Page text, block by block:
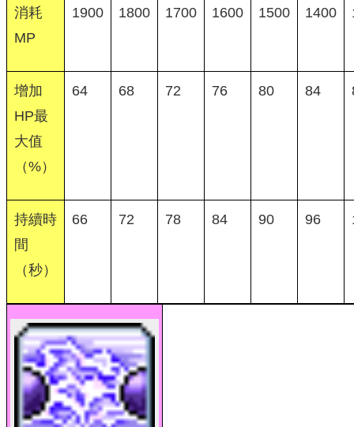
消耗
MP
1900 1800 1700 1600 1500 1400
增加
HP最
大值
（%）
64 68 72 76 80 84
持續時
間
（秒）
66 72 78 84 90 96